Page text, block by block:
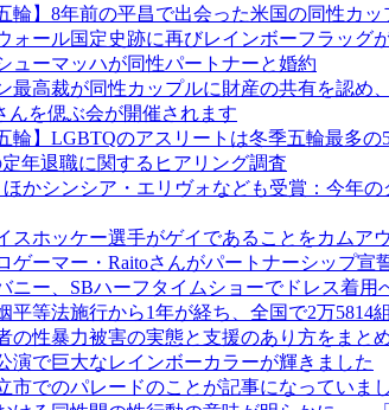
輪】8年前の平昌で出会った米国の同性カ
ォール国定史跡に再びレインボーフラッグ
ューマッハが同性パートナーと婚約
最高裁が同性カップルに財産の共有を認め
んを偲ぶ会が開催されます
輪】LGBTQのアスリートは冬季五輪最多の
年退職に関するヒアリング調査
ほかシンシア・エリヴォなども受賞：今年の
スホッケー選手がゲイであることをカムア
ゲーマー・Raitoさんがパートナーシップ宣
ニー、SBハーフタイムショーでドレス着用
平等法施行から1年が経ち、全国で2万5814
の性暴力被害の実態と支援のあり方をまと
演で巨大なレインボーカラーが輝きました
市でのパレードのことが記事になっていま